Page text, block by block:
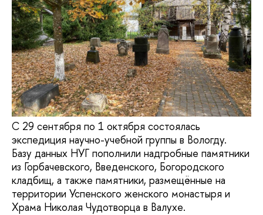
С 29 сентября по 1 октября состоялась
экспедиция научно-учебной группы в Вологду.
Базу данных НУГ пополнили надгробные памятники
из Горбачевского, Введенского, Богородского
кладбищ, а также памятники, размещённые на
территории Успенского женского монастыря и
Храма Николая Чудотворца в Валухе.